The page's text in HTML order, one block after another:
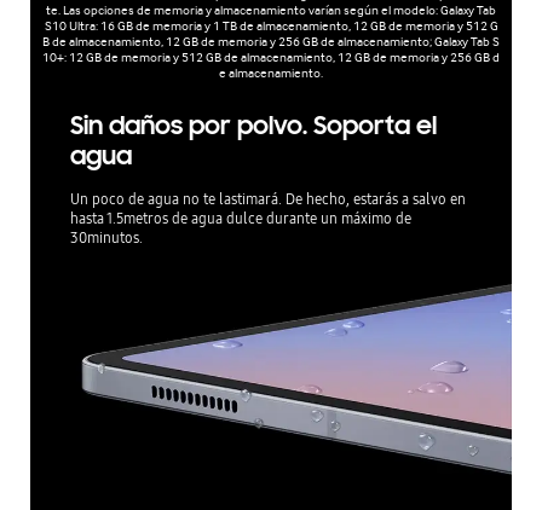
te. Las opciones de memoria y almacenamiento varían según el modelo: Galaxy Tab
S10 Ultra: 16 GB de memoria y 1 TB de almacenamiento, 12 GB de memoria y 512 G
B de almacenamiento, 12 GB de memoria y 256 GB de almacenamiento; Galaxy Tab S
10+: 12 GB de memoria y 512 GB de almacenamiento, 12 GB de memoria y 256 GB d
e almacenamiento.
Sin daños por polvo. Soporta el
agua
Un poco de agua no te lastimará. De hecho, estarás a salvo en
hasta 1.5metros de agua dulce durante un máximo de
30minutos.